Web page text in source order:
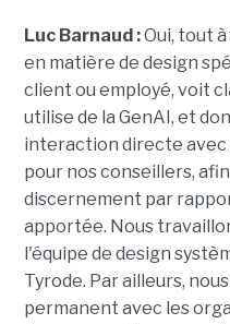
Luc Barnaud :Oui, tout
en matière de design
client ou employé, voit
utilise de la GenAI, et
interaction directe avec
pour nos conseillers,
discernement par
apportée. Nous
l'équipe de design
Tyrode. Par ailleurs,
permanent avec les